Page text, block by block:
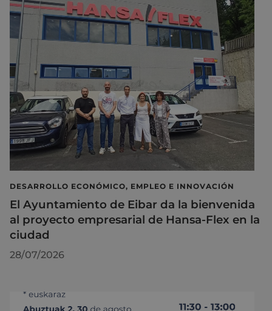
DESARROLLO ECONÓMICO, EMPLEO E INNOVACIÓN
El Ayuntamiento de Eibar da la bienvenida
al proyecto empresarial de Hansa-Flex en la
ciudad
28/07/2026